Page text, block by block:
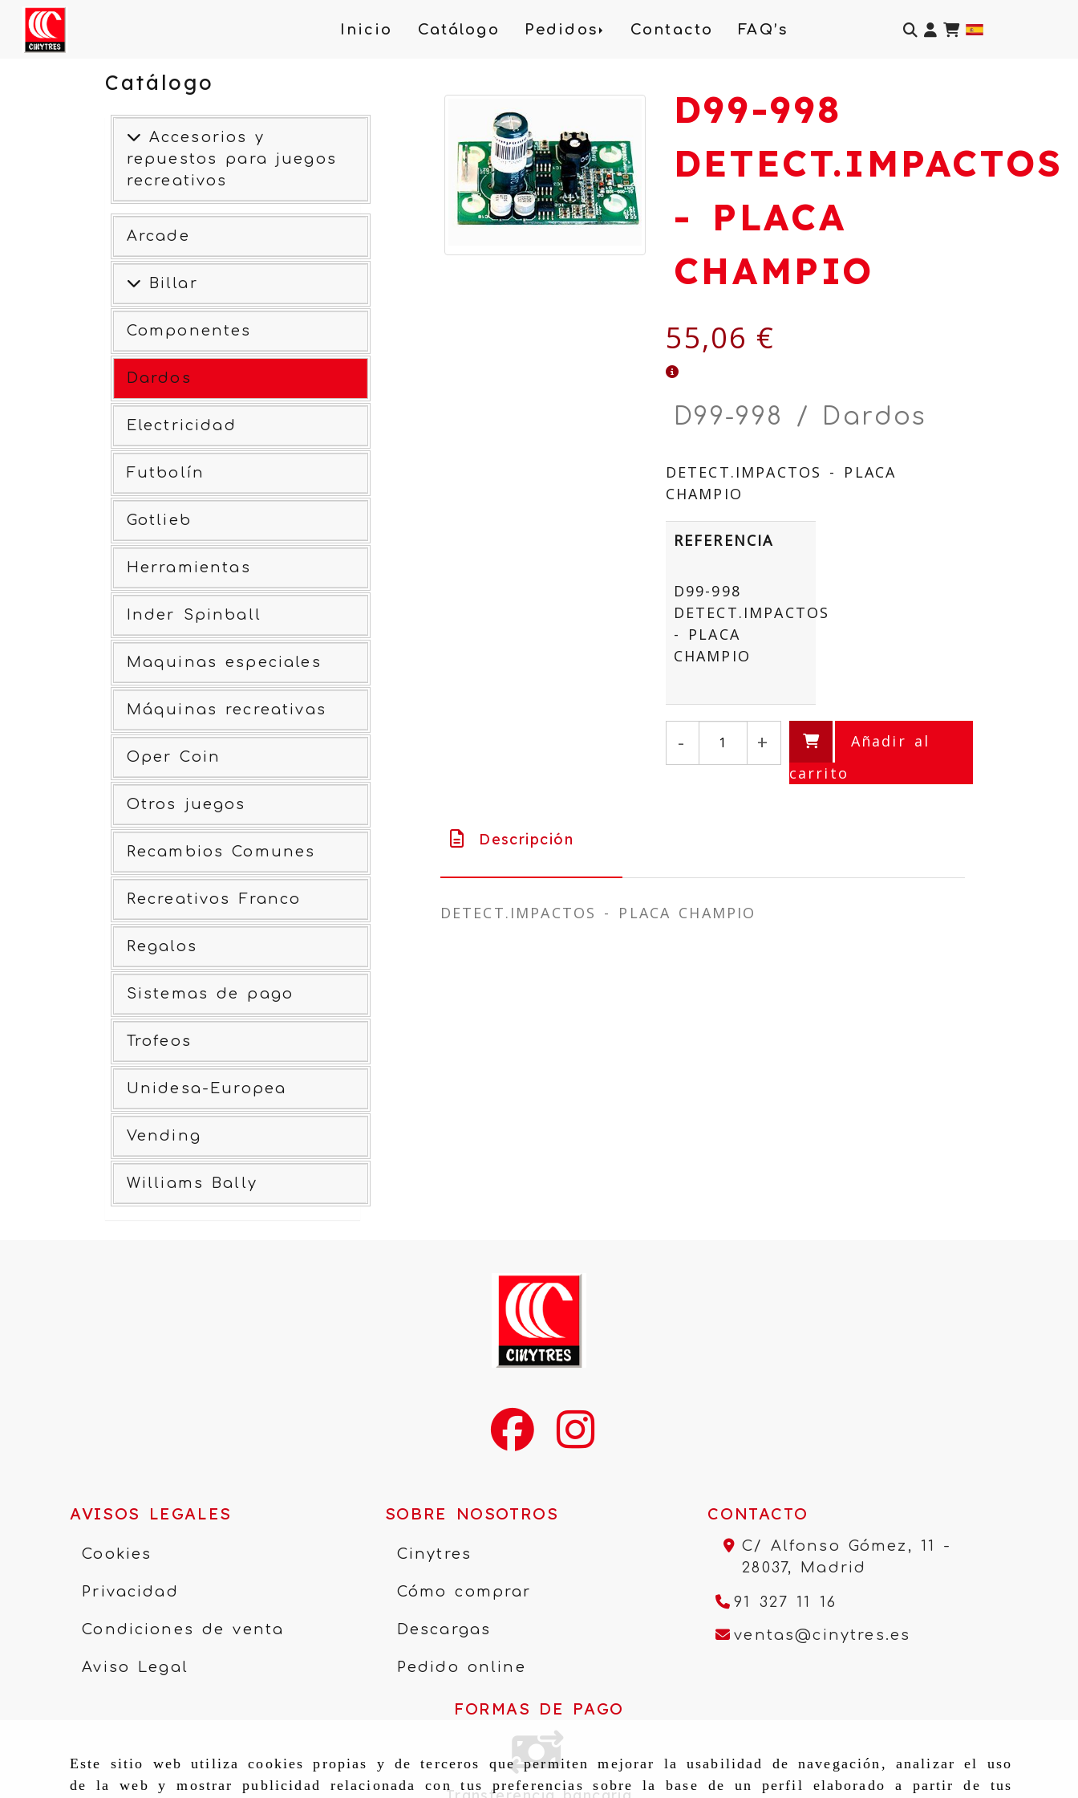
Este sitio web utiliza cookies propias y de terceros que permiten mejorar la usabilidad de navegación, analizar el uso
de la web y mostrar publicidad relacionada con tus preferencias sobre la base de un perfil elaborado a partir de tus
Inicio Catálogo Pedidos Contacto FAQ’s Identifícate
Catálogo
Accesorios y
repuestos para juegos
recreativos
Arcade
Billar
Componentes
Dardos
Electricidad
Futbolín
Gotlieb
Herramientas
Inder Spinball
Maquinas especiales
Máquinas recreativas
Oper Coin
Otros juegos
Recambios Comunes
Recreativos Franco
Regalos
Sistemas de pago
Trofeos
Unidesa-Europea
Vending
Williams Bally
D99-998
DETECT.IMPACTOS
- PLACA
CHAMPIO
55,06 €
D99-998 / Dardos
DETECT.IMPACTOS - PLACA
CHAMPIO
REFERENCIA
D99-998
DETECT.IMPACTOS
- PLACA
CHAMPIO
- +
Añadir al
carrito
Descripción
DETECT.IMPACTOS - PLACA CHAMPIO
AVISOS LEGALES
Cookies
Privacidad
Condiciones de venta
Aviso Legal
SOBRE NOSOTROS
Cinytres
Cómo comprar
Descargas
Pedido online
CONTACTO
C/ Alfonso Gómez, 11 -
28037, Madrid
91 327 11 16
ventas cinytres.es
FORMAS DE PAGO